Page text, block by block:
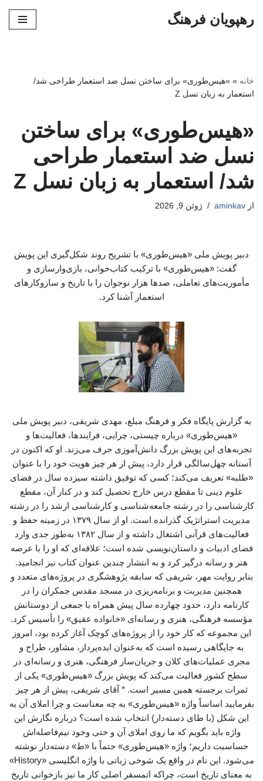
رهپویان فرهنگ
خانه » «هیس‌طوری» برای ساختن نسل ضد استعمار طراحی شد/
استعمار به زبان نسل Z
«هیس‌طوری» برای ساختن
نسل ضد استعمار طراحی
شد/ استعمار به زبان نسل Z
از aminkav ژوئن 9, 2026
دبیر پویش ملی «هیس‌طوری» با تشریح روند شکل‌گیری این پویش
گفت: «هیس‌طوری» با ترکیب کتاب‌خوانی، بازی‌وارسازی و
مأموریت‌های تعاملی، صدها هزار نوجوان را با تاریخ و سازوکارهای
استعمار آشنا کرد.
به گزارش پایگاه فکر و فرهنگ مبلغ، مهدی شریفی، دبیر پویش ملی «هیس‌طوری» درباره چیستی، چرایی، فرایندها، فعالیت‌ها و تجربه‌های این پویش بزرگ دانش‌آموزی حرف می‌زند. او که اکنون در آستانه چهل‌سالگی قرار دارد، پیش از هر چیز هویت خود را با عنوان «طلبه» تعریف می‌کند؛ کسی که توفیق داشته سیزده سال در فضای علوم دینی تا مقطع درس خارج تحصیل کند و در کنار آن، مقطع کارشناسی را در رشته جامعه‌شناسی و کارشناسی ارشد را در رشته مدیریت استراتژیک گذرانده است. او از سال ۱۳۷۹ در زمینه حفظ و فعالیت‌های قرآنی اشتغال داشته و از سال ۱۳۸۲ به‌طور جدی وارد فضای ادبیات و داستان‌نویسی شده است؛ علاقه‌ای که او را با عرصه هنر و رسانه درگیر کرد و به انتشار چندین عنوان کتاب نیز انجامید. بنابر روایت مهر، شریفی که سابقه پژوهشگری در پروژه‌های متعدد و همچنین مدیریت و برنامه‌ریزی در مسجد مقدس جمکران را در کارنامه دارد، حدود چهارده سال پیش همراه با جمعی از دوستانش مؤسسه فرهنگی، هنری و رسانه‌ای «خانواده عقیق» را تأسیس کرد. این مجموعه که کار خود را از پروژه‌های کوچک آغاز کرده بود، امروز به جایگاهی رسیده است که به‌عنوان ایده‌پرداز، مشاور، طراح و مجری عملیات‌های کلان و جریان‌ساز فرهنگی، هنری و رسانه‌ای در سطح کشور فعالیت می‌کند که پویش بزرگ «هیس‌طوری» یکی از ثمرات برجسته همین مسیر است. * آقای شریفی، پیش از هر چیز بفرمایید اساساً واژه «هیس‌طوری» به چه معناست و چرا املای آن به این شکل (با طای دسته‌دار) انتخاب شده است؟ درباره نگارش این واژه باید بگویم که ما روی املای آن و حتی وجود نیم‌فاصله‌اش حساسیت داریم؛ واژه «هیس‌طوری» حتماً با «ط» دسته‌دار نوشته می‌شود. این نام در واقع یک شوخی زبانی با واژه انگلیسی «History» به معنای تاریخ است، چراکه اتمسفر اصلی کار ما نیز بازخوانی تاریخ است. اما شوخی اصلی ما با پسوند «ـطوری» است که این روزها در زبان فارسی رایج شده و نسل جدید در مکالمات خود برای بیان «چگونگی» و کیفیت پدیده‌ها از آن بسیار استفاده می‌کند (مثل فلان‌طوری). ما با این نام‌گذاری خواستیم بگوییم که در پدیده‌ تاریخی و مهم استعمار نوعی هیس و سکوت برقرار است. هدف «هیس‌طوری» بررسی «چگونه بودن» و فهم سازوکارهای تاریخی استعمار است که تا همین امروز در کنار ما جریان دارند. ما در این فضا می‌خواهیم به مخاطب نشان دهیم که استعمار در تاریخ چگونه بوده و امروز ما در قبال آن باید چه کنیم. * شما سوژه‌ای جدی به نام بازخوانی تاریخ استعمار را انتخاب کرده‌اید، اما مخاطب هدف شما «نوجوانان» هستند. دلیل این انتخاب چه بود؟ هر کسی که در فضای تربیتی و فرهنگی کشور فعالیت می‌کند، می‌داند که انتخاب مخاطبِ هدف، نقطه شروع کار است و هر انتخابی مزایای خود را دارد. با توجه به موضوع استعمار، باور ما بر این است که ما زمانی می‌توانیم با پدیده «استعمارزدگی ذهنی» مقابله کنیم که بتوانیم تغییری در آن عینک و قالبی که روی ذهن افراد قرار گرفته است، ایجاد کنیم. برای شکستن این قالب‌های ذهنی، مخاطب نوجوان بالاترین سطح آمادگی را دارد. نوجوانی مقطع بسیار حساسی است و شاکله شخصیتی و هویتی افراد برای یک زندگی چهل تا شصت‌ساله در همین دوران شکل می‌گیرد. پیش از سن نوجوانی (کودکان و مقاطع ابتدایی) ذهن توانایی برقراری ارتباط عمیق با این مفاهیم انتزاعی را ندارد و پس از آن (در جوانی و میانسالی) نیز تلنگر زدن و تغییر دادن ذهنیت‌ها بسیار دشوار می‌شود. بنابراین، پرداختن به نوجوان در این موضوع، یک ضرورت قطعی و راهبردی است. * ایده شکل‌گیری «هیس‌طوری ۱» دقیقاً از کجا آغاز شد و چه مسیری را طی کرد؟ داستان «هیس‌طوری ۱» از دغدغه همیشگی ما درباره مسئله مدرنیته و استعمار آغاز شد؛ این‌که چگونه پس از رنسانس و انقلاب صنعتی، یک فرهنگ توانست خود را به تمام دنیا صادر کند و در ساحت‌های مختلف، هژمونی بسازد. این موضوع همیشه برای مجموعه ما یک مسئله جدی بود. این پیش‌زمینه، با یک اتفاق در سال ۱۴۰۰ مصادف شد. در آن سال، آقای میرکیانی مجموعه پانزده‌جلدی «سرگذشت استعمار» را در انتشارات سوره مهر (بخش نوجوان، مهرک) منتشر کردند. در ابتدا استقبال چندانی از این کتاب‌ها نشد. اما طبق رسمی که وجود داشت، آقای دادمان در حوزه هنری این کتاب‌ها را پیش از تعطیلات نوروز به محضر رهبر معظم انقلاب ارائه کردند. حضرت آقا این کتاب‌ها را خواندند و در دست‌خطی خطاب به آقای دادمان مرقوم فرمودند که با وجود این‌که نویسنده را خیلی نمی‌شناسند، اما مضمون و محتوای این کتاب‌ها بسیار عالی است و حتماً روی آن کار شود. پیرو این ابلاغ، حوزه هنری تصمیم گرفت عملیاتی فرهنگی روی این کتاب‌ها تعریف کند و چون ما ارتباط کاری با بخش کودک و نوجوان حوزه هنری داشتیم، از ما به‌عنوان ایده‌پرداز و مجری دعوت به هم‌فکری کردند. ایده اولیه دوستان، یک پویش کتاب‌خوانی ساده بود (مثلاً پیامک کردن عدد یک به فلان سامانه و پخش تیزر در شبکه‌های تلویزیونی). اما تحلیل ما این بود که مسئله اصلی، صرفاً «خرید» یا «دیده‌شدن» کتاب نیست؛ مهم این است که این پانزده جلد کتاب تاریخی خوانده شود. * و برای این‌که این کتاب‌ها واقعاً توسط نوجوان خوانده شود، چه راهکاری طراحی کردید؟ ما مطالعات بازار نوجوان را بررسی کردیم. نوجوان ذاتاً ماجراجوست، کنشگری را دوست دارد و حتی به هیجان، رازآلودگی و موقعیت‌های پرتنش و خشن (به معنای درگیری در یک مأموریت، نه لزوماً خون‌ریزی) علاقه نشان می‌دهد. بر همین اساس، تصمیم گرفتیم کتاب را به محور یک فرایند رقابتی و ماجراجویانه تبدیل کنیم. پلتفرم «هیس‌طوری ۱» بر پایه بازی‌وارسازی (Gamification) طراحی شد تا کتاب خوانده شود و حول آن کنشگری شکل بگیرد. ما جزو معدود پلتفرم‌های فرهنگی بودیم که جدول رقابت آنلاین و لحظه‌ای (لیدربورد) را فعال کردیم؛ برخلاف الگوهای رایج آموزش‌وپرورش که آثار جمع‌آوری شده و ماه‌ها بعد داوری می‌شود. در هیس‌طوری، نوجوان با هر کنشی همان لحظه در جدول، امتیاز می‌گرفت و جایگاهش تغییر می‌کرد. ما یک مسیر تجربه کاربر (Journey) طراحی کردیم: نوجوان ابتدا نسخه الکترونیک کتاب را می‌خرید، آزمون می‌داد، نظرش را می‌نوشت و سکه دریافت می‌کرد. سپس در گام‌های بعدی به‌عنوان کنشگر وارد می‌شد؛ پادکست می‌ساخت، عکس‌نوشته یا طراحی گرافیکی تولید می‌کرد و آن را در شبکه اجتماعی اختصاصی همان پلتفرم با دیگر نوجوانان به اشتراک می‌گذاشت و لایک می‌گرفت. * آغاز این پویش همزمان شد با اتفاقات پاییز سال ۱۴۰۱ و بلوای زن، زندگی، آزادی. این تقارن زمانی چه تأثیری بر کار شما داشت و چگونه آن را مدیریت کردید؟ دقیقاً. ما در تابستان ۱۴۰۱ کارها را پیش برده بودیم و پوسترها آماده بود تا در چهل تا پنجاه هزار مدرسه توزیع شود. شرکای راهبردی ما در این کار، آموزش‌وپرورش (معاونت پرورشی وقت) و حوزه هنری کودک و نوجوان بودند که پشتیبانی مالی، جوایز و لجستیک را بر عهده داشتند. اما پیش از آغاز توزیع، غائله و حوادث موسوم به «زن، زندگی، آزادی» آغاز شد. فضای مدارس بسیار ملتهب و درگیر بود. برخی از دوستان ما مردد شدند و گفتند در این فضا اجرای کار ضدتبلیغ است و بهتر است منصرف شویم. ما حدود یک ماه صبر کردیم، تا این‌که فرصت راهبردی مسابقات جام جهانی فوتبال ۲۰۲۲ قطر فرا رسید. ما از این رویداد ورزشی یک دروازه ورود ساختیم؛ از تقابل تیم‌های کشورهای استعمارگر با کشورهای استعمارشده، مسئله نژادپرستی استفاده کردیم. خدا کمک کرد و افتتاحیه ما در آذر ۱۴۰۱ همزمان با جام جهانی رقم خورد. این ایده توانست ما را از آن فضای غبارآلود و ملتهب عبور دهد و مفاهیم ضداستکباری را در قالبی جهان‌شمول به نوجوانان منتقل کند. * آمار و خروجی‌های این پویش در دوره اول به چه شکل بود؟ نتایج بسیار فراتر از انتظار بود. ما حدود هشتصد هزار ثبت‌نام و یک میلیون و سیصد هزار دنبال‌کننده در شبکه‌های اجتماعی داشتیم. با الک کردن این قیف اثرگذاری، در نهایت صد و ده هزار نفر به عضویت فعال باشگاه نوجوان «هیس‌طوری» درآمدند. این تعداد باز هم غربال شد؛ رسیدیم به بیست و چهار هزار نفری که بالای ده جلد کتاب خریده بودند، سپس سه تا چهار هزار نفری که هر پانزده جلد را تهیه کرده بودند، و در نهایت جمعیت دو هزار نفری برتر. از این میان، حدود سیصد نفر از کسانی که بالاترین امتیازات را داشتند، در شهریور ۱۴۰۲ به مراسم اختتامیه دعوت شدند. یکی از عجیب‌ترین و مهم‌ترین دستاوردهای ما شناخت تازه‌ای از مخاطبانمان بود. تصور اولیه ما این بود که شرکت‌کنندگان عموماً از بچه‌های مذهبی، اعضای اتحادیه انجمن‌های اسلامی یا دانش‌آموزان پایگاه‌های بسیج هستند. اما پیمایش‌ها و مشاهدات میدانی در اختتامیه در اردوگاه باهنر نشان داد که بیش از شصت درصد مخاطبان ما از قشر خاکستری و لبه‌دار فرهنگی بودند. برای مثال، از میان هفده نفری که هر پانزده جلد کتاب را به‌طور کامل و دقیق (در حد حفظ صفحه چپ و راست) خوانده بودند و ما از آن‌ها راستی‌آزمایی مجدد گرفتیم، هفت نفر دختران سیزده تا هفده‌ساله بودند. در میان این هفت نفر، تنها یک نفر محجبه و چادری بود و شش نفر دیگر دقیقاً از همان طیفی بودند که در آن دوره ملتهب، در مدارس مقنعه‌هایشان را برمی‌داشتند. تحلیل ما از این پدیده این است که زبان استعمارستیزی، یک زبان بین‌المللی است. مقابله با استکبار فقط مختص جمهوری اسلامی نیست، بلکه با حس آزادی‌خواهی و مبارزه با زورگویی گره خورده است و هر نوجوانی که حریت برایش دغدغه باشد، با این محتوا ارتباط برقرار می‌کند. * پس از اتمام «هیس‌طوری ۱»، برای ورود به دوره دوم چه چالش‌هایی را بررسی کردید و چه تغییراتی (به‌روزرسانی‌هایی) در دستور کار قرار گرفت؟ ما نگاهی زیست‌بومی به کار داشتیم و می‌خواستیم یک جامعه ضداستعماری بسازیم، به همین دلیل باید از کم‌تجربگی‌ها و نواقص دور اول درس می‌گرفتیم. یکی از چالش‌های جدی ما، تعامل رسمی با آموزش‌وپرورش بود. ورود یک ایده از بخش خصوصی به بخشنامه‌های رسمی آموزش‌وپرورش کار بسیار سختی است و من از مسئولان وقت تشکر می‌کنم که اعتماد کردند. رهبر شهید انقلاب نیز تأکید داشته‌اند که مجموعه‌های مردمی باید به کمک آموزش‌وپرورش بروند و این تعامل باید حفظ شود. اما برای «هیس‌طوری ۲» ما چهار به‌روزرسانی جدی در طراحی و محتوا انجام دادیم. اولین به‌روزرسانی، «توسعه و تمرکز محتوایی» بود. در دوره اول، تمرکز ما فقط روی کتاب‌های آقای میرکیایی و استعمار کهنه (تا حوالی جنگ جهانی اول و دوم) بود. اما در دوره دوم، با ایجاد یک اتاق محتوا و پژوهش، مفهوم استعمار را به استعمار نو (مداخله در حاکمیت‌ها) و استعمار فرانو (استعمار ساختاری و ذهنی، مانند عملکرد بانک جهانی یا سلطه بر فروش نفت کشورها) بسط دادیم. موضوعات را به ابعاد مختلفی چون شیوه‌های استعمار، انگیزه‌های استعمارگران، جغرافیا و اشخاص اثرگذار و استعمار و پدیده‌هایی مثل فوتبال گسترش دادیم. به‌عنوان نمونه، کتابچه‌ای با عنوان «پشت نقاب‌ها» تدوین کردیم که دوازده انگیزه استعمارگران را بازگو می‌کند و تا الان بیش از سی تا چهل هزار بار توسط دانش‌آموزان و مربیان خوانده شده است. * آیا پژوهش‌های مستقلی هم روی میزان اثرگذاری محتوای قبلی انجام دادید؟ ما دو پژوهش جدی انجام دادیم. نخست، تحلیل گفتمان کتاب‌های تاریخ مقطع متوسطه آموزش‌وپرورش بود تا بفهمیم دانش‌آموز پیش از ورود به «هیس‌طوری» چه پیش‌زمینه و احیاناً چه برداشت‌های ناصوابی از استعمار دارد. دوم، پژوهشی روی بیست و چهار هزار نفر از دانش‌آموزان دوره اول بر اساس استانداردهای جهانی «سواد خواندن» انجام شد که نتایج آن در قالب کتابی توسط دکتر مجیدی در حال انتشار است. یک نمونه از داده‌های این اثرسنجی بسیار خیره‌کننده بود: پیش از خواندن کتاب‌ها، حدود چهل درصد از این نوجوانان در طیف علاقه‌مند یا مردد نسبت به مهاجرت به اروپا و آمریکا قرار داشتند. اما پس از مطالعه محتوا، هشتاد درصد از همان گروه چهل درصدی، به‌طور کامل از ایده مهاجرت به کشورهای غربی منصرف شده بودند. این تغییر نگرش برای م